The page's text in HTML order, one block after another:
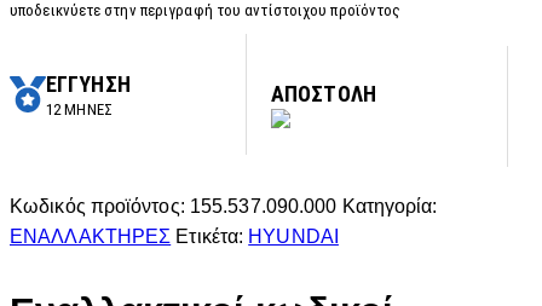
υποδεικνύετε στην περιγραφή του αντίστοιχου προϊόντος
ΕΓΓΥΗΣΗ
12 ΜΗΝΕΣ
ΑΠΟΣΤΟΛΗ
Κωδικός προϊόντος: 155.537.090.000 Κατηγορία:
ΕΝΑΛΛΑΚΤΗΡΕΣ Ετικέτα: HYUNDAI